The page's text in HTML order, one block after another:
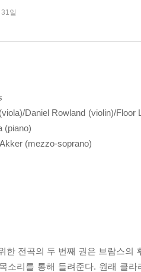
일
Daniel Rowland (violin)/
(piano)
(mezzo-soprano)
한 전곡의 두 번째 권은 브람스
소리를 통해 들려준다. 원래 클